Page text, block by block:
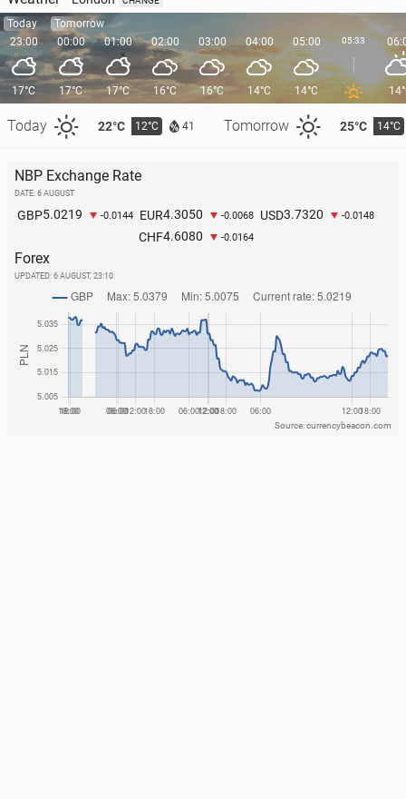
Today
23:00
17°C
Today 22°C 12°C 41 Tomorrow 25°C 14°C
Tomorrow
00:00
17°C
01:00
17°C
02:00
16°C
03:00
16°C
04:00
14°C
05:00
14°C
05:33
NBP Exchange Rate
DATE: 6 AUGUST
GBP5.0219 -0.0144 EUR4.3050 -0.0068 USD3.7320 -0.0148
CHF4.6080 -0.0164
Forex
UPDATED: 6 AUGUST, 23:10
Source: currencybeacon.com